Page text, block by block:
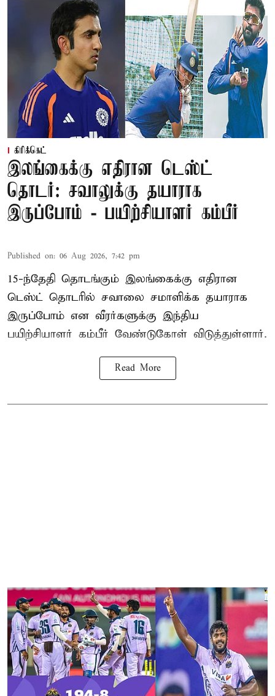
கிரிக்கெட்
இலங்கைக்கு எதிரான டெஸ்ட்
தொடர்: சவாலுக்கு தயாராக
இருப்போம் - பயிற்சியாளர் கம்பீர்
Published on: 06 Aug 2026, 7:42 pm
15-ந்தேதி தொடங்கும் இலங்கைக்கு எதிரான
டெஸ்ட் தொடரில் சவாலை சமாளிக்க தயாராக
இருப்போம் என வீரர்களுக்கு இந்திய
பயிற்சியாளர் கம்பீர் வேண்டுகோள் விடுத்துள்ளார்.
Read More